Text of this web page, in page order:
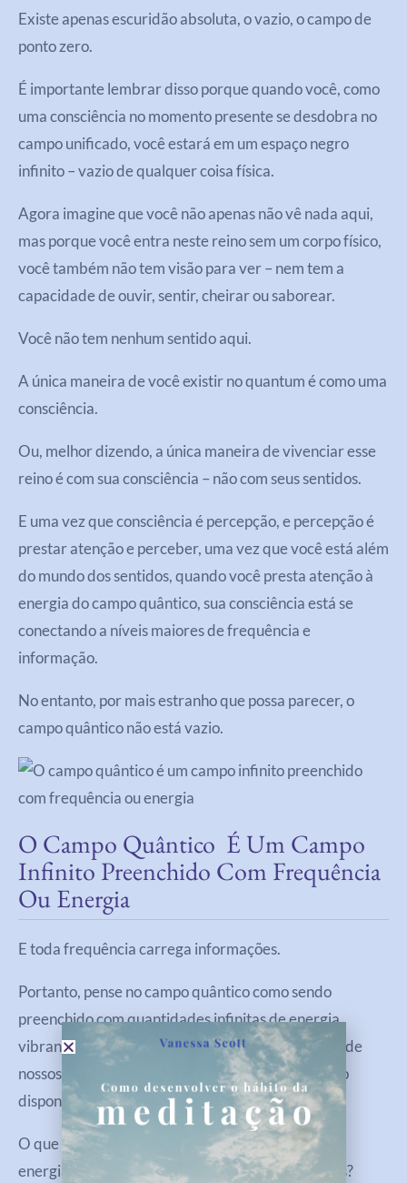
Existe apenas escuridão absoluta, o vazio, o campo de
ponto zero.
É importante lembrar disso porque quando você, como
uma consciência no momento presente se desdobra no
campo unificado, você estará em um espaço negro
infinito – vazio de qualquer coisa física.
Agora imagine que você não apenas não vê nada aqui,
mas porque você entra neste reino sem um corpo físico,
você também não tem visão para ver – nem tem a
capacidade de ouvir, sentir, cheirar ou saborear.
Você não tem nenhum sentido aqui.
A única maneira de você existir no quantum é como uma
consciência.
Ou, melhor dizendo, a única maneira de vivenciar esse
reino é com sua consciência – não com seus sentidos.
E uma vez que consciência é percepção, e percepção é
prestar atenção e perceber, uma vez que você está além
do mundo dos sentidos, quando você presta atenção à
energia do campo quântico, sua consciência está se
conectando a níveis maiores de frequência e
informação.
No entanto, por mais estranho que possa parecer, o
campo quântico não está vazio.
O Campo Quântico É Um Campo
Infinito Preenchido Com Frequência
Ou Energia
E toda frequência carrega informações.
Portanto, pense no campo quântico como sendo
preenchido com quantidades infinitas de energia
vibrando além do mundo físico da matéria e além de
nossos sentidos – ondas invisíveis de energia estão
disponíveis para usarmos na criação.
O que exatamente podemos criar com toda essa
energia nadando em um mar infinito de potenciais?